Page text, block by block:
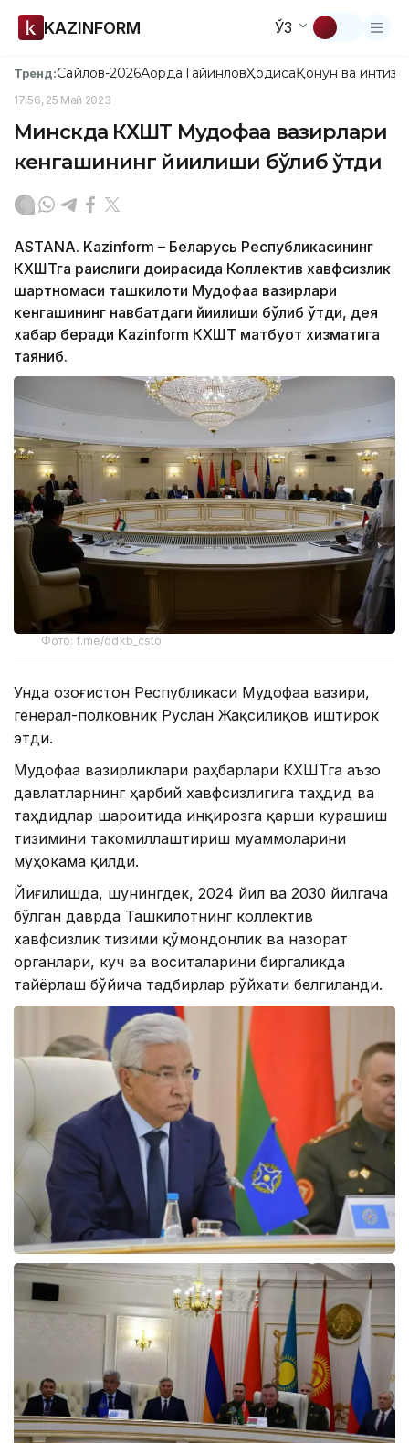
KAZINFORM ЎЗ
Тренд:Сайлов-2026АқордаТайинловҲодисаҚонун ва
17:56, 25 Май 2023
Минскда КХШТ Мудофаа вазирлари
кенгашининг йиғилиши бўлиб ўтди
ASTANA. Kazinform – Беларусь Республикасининг
КХШТга раислиги доирасида Коллектив хавфсизлик
шартномаси ташкилоти Мудофаа вазирлари
кенгашининг навбатдаги йиғилиши бўлиб ўтди, дея
хабар беради Kazinform КХШТ матбуот хизматига
таяниб.
Фото: t.me/odkb_csto
Унда Қозоғистон Республикаси Мудофаа вазири,
генерал-полковник Руслан Жақсилиқов иштирок
этди.
Мудофаа вазирликлари раҳбарлари КХШТга аъзо
давлатларнинг ҳарбий хавфсизлигига таҳдид ва
таҳдидлар шароитида инқирозга қарши курашиш
тизимини такомиллаштириш муаммоларини
муҳокама қилди.
Йиғилишда, шунингдек, 2024 йил ва 2030 йилгача
бўлган даврда Ташкилотнинг коллектив
хавфсизлик тизими қўмондонлик ва назорат
органлари, куч ва воситаларини биргаликда
тайёрлаш бўйича тадбирлар рўйхати белгиланди.